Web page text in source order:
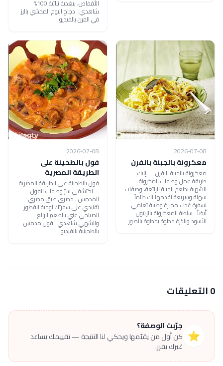
الأقفاص، بتغذية نباتية 100%
شاهدي: دجاج اليوم المحشي بالرز
في الفرن بالفيديو
2026-07-08
معكرونة بالجبنة بالفرن
معكرونة بالجبنة بالفرن ... إليك
طريقة عمل وصفات المكرونة
الشهية بطعم الجبنة الرائعة، وصفات
سهلة وسريعة نقدمها لك دائماً
لسفرة غداء مميزة وطيبة تعلمي
أيضاً: سلطة المعكرونة بالزيتون
الأسود والذرة خطوة بخطوة بالصور
2026-07-08
فول بالطحينة على
الطريقة المصرية
فول بالطحينة على الطريقة المصرية
... اكتشفي سرّ وصفات الفول
المدمس ، حضري طبق مصري
تقليدي على سفرتك لوجبة الفطور
الصباحي غني بالطعم الرائع
والشهي شاهدي: فول مدمس
بالطحينية بالفيديو
0 التعليقات
⭐
جرّبت الوصفة؟
كن أول من يقيّمها ويحكي لنا النتيجة — تقييمك يساعد
غيرك يقرر.